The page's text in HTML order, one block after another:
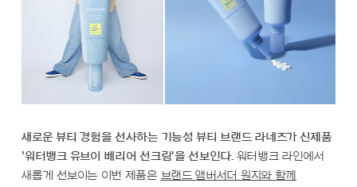
새로운 뷰티 경험을 선사하는 기능성 뷰티 브랜드 라네즈가 신제품
'워터뱅크 유브이 베리어 선크림'을 선보인다. 워터뱅크 라인에서
새롭게 선보이는 이번 제품은 브랜드 앰버서더 원지와 함께